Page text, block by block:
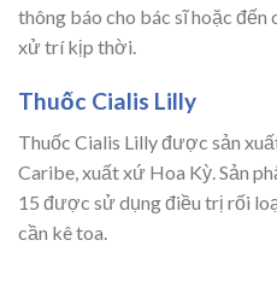
thông báo cho bác sĩ hoặc
xử trí kịp thời.
Thuốc Cialis Lilly
Thuốc Cialis Lilly được sản
Caribe, xuất xứ Hoa Kỳ. Sản
15 được sử dụng điều trị rối
cần kê toa.